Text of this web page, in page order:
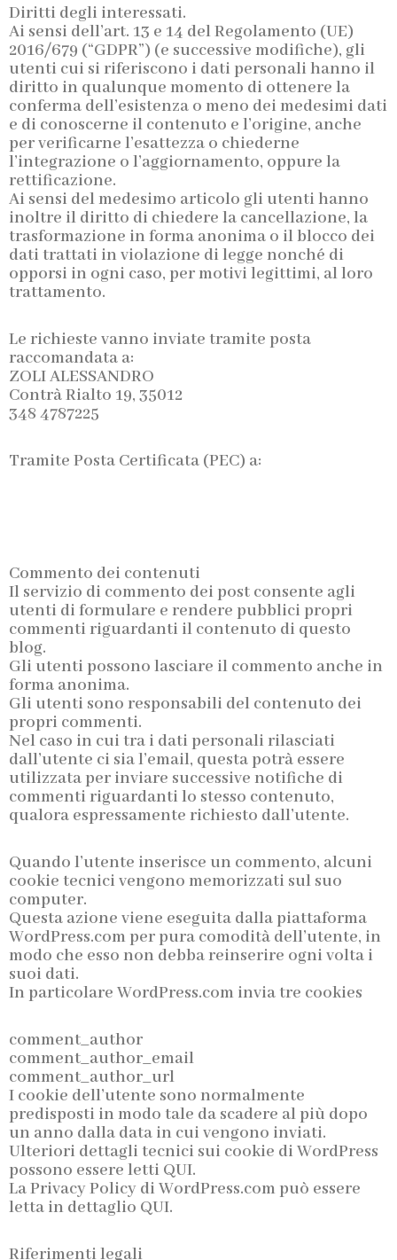
Diritti degli interessati.
Ai sensi dell’art. 13 e 14 del Regolamento (UE)
2016/679 (“GDPR”) (e successive modifiche), gli
utenti cui si riferiscono i dati personali hanno il
diritto in qualunque momento di ottenere la
conferma dell’esistenza o meno dei medesimi dati
e di conoscerne il contenuto e l’origine, anche
per verificarne l’esattezza o chiederne
l’integrazione o l’aggiornamento, oppure la
rettificazione.
Ai sensi del medesimo articolo gli utenti hanno
inoltre il diritto di chiedere la cancellazione, la
trasformazione in forma anonima o il blocco dei
dati trattati in violazione di legge nonché di
opporsi in ogni caso, per motivi legittimi, al loro
trattamento.
Le richieste vanno inviate tramite posta
raccomandata a:
ZOLI ALESSANDRO
Contrà Rialto 19, 35012
348 4787225
Tramite Posta Certificata (PEC) a:
Commento dei contenuti
Il servizio di commento dei post consente agli
utenti di formulare e rendere pubblici propri
commenti riguardanti il contenuto di questo
blog.
Gli utenti possono lasciare il commento anche in
forma anonima.
Gli utenti sono responsabili del contenuto dei
propri commenti.
Nel caso in cui tra i dati personali rilasciati
dall’utente ci sia l’email, questa potrà essere
utilizzata per inviare successive notifiche di
commenti riguardanti lo stesso contenuto,
qualora espressamente richiesto dall’utente.
Quando l’utente inserisce un commento, alcuni
cookie tecnici vengono memorizzati sul suo
computer.
Questa azione viene eseguita dalla piattaforma
WordPress.com per pura comodità dell’utente, in
modo che esso non debba reinserire ogni volta i
suoi dati.
In particolare WordPress.com invia tre cookies
comment_author
comment_author_email
comment_author_url
I cookie dell’utente sono normalmente
predisposti in modo tale da scadere al più dopo
un anno dalla data in cui vengono inviati.
Ulteriori dettagli tecnici sui cookie di WordPress
possono essere letti QUI.
La Privacy Policy di WordPress.com può essere
letta in dettaglio QUI.
Riferimenti legali